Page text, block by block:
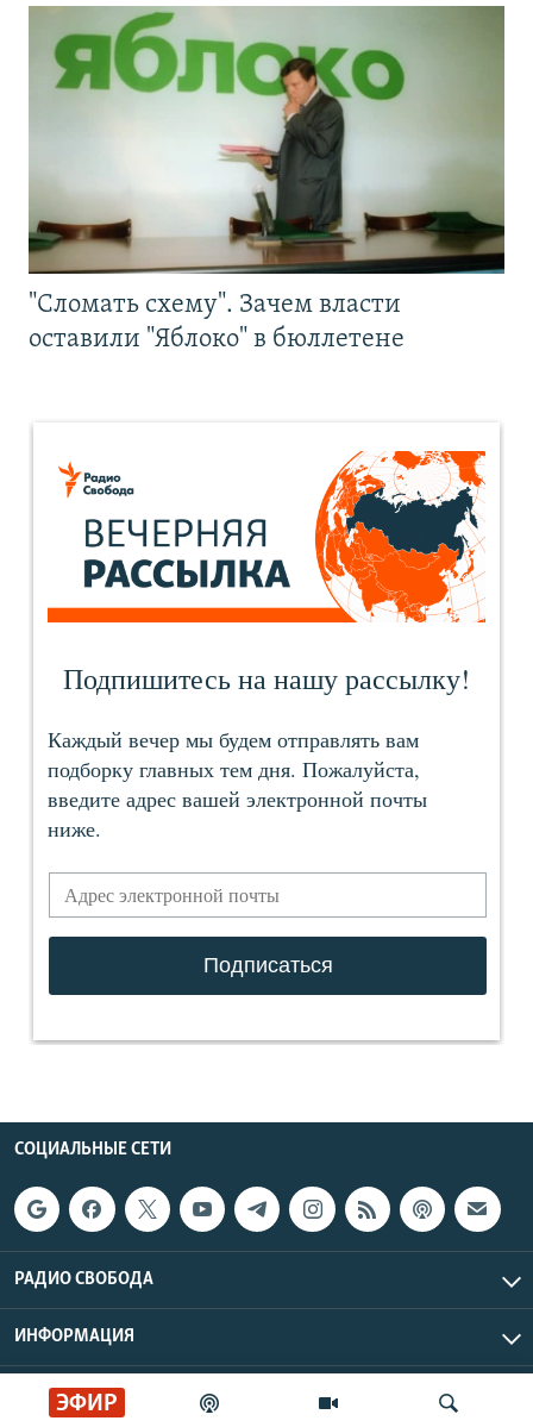
ЭФИР
"Сломать схему". Зачем власти
оставили "Яблоко" в бюллетене
СОЦИАЛЬНЫЕ СЕТИ
РАДИО СВОБОДА
ИНФОРМАЦИЯ
Радио Свобода © 2026 RFE/RL, Inc. | Все права защищены.